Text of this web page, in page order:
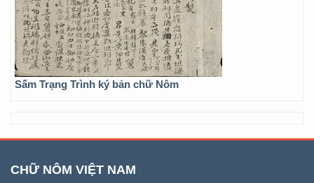
Sấm Trạng Trình ký bản chữ Nôm
CHỮ NÔM VIỆT NAM